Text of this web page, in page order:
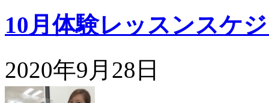
10月体験レッスンスケ
2020年9月28日